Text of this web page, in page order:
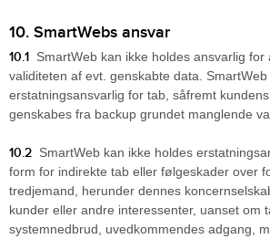
10. SmartWebs ansvar
10.1 SmartWeb kan ikke holdes ansvarlig for
validiteten af evt. genskabte data. SmartWeb
erstatningsansvarlig for tab, såfremt
genskabes fra backup grundet manglende
10.2 SmartWeb kan ikke holdes
form for indirekte tab eller følgeskader over
tredjemand, herunder dennes
kunder eller andre interessenter, uanset om
systemnedbrud, uvedkommendes adgang,